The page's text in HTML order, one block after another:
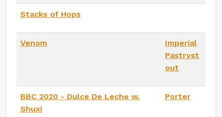
Stacks of Hops
Venom
Imperial
Pastryst
out
BBC 2020 - Dulce De Leche w.
Shuxi
Porter